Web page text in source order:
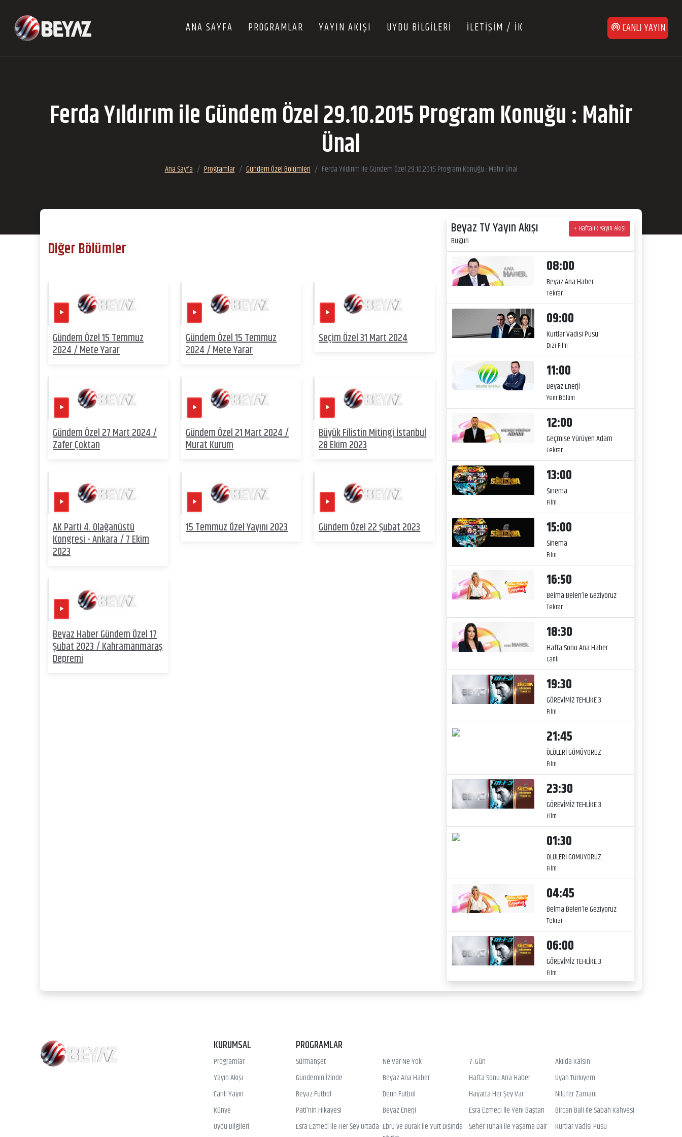
ANA SAYFA PROGRAMLAR YAYIN AKIŞI UYDU BİLGİLERİ İLETİŞİM / İK CANLI YAYIN
Ferda Yıldırım ile Gündem Özel 29.10.2015 Program Konuğu : Mahir
Ünal
Ana Sayfa Programlar Gündem Özel Bölümleri Ferda Yıldırım ile Gündem Özel 29.10.2015 Program Konuğu : Mahir Ünal
Diğer Bölümler
Gündem Özel 15 Temmuz
2024 / Mete Yarar
Gündem Özel 15 Temmuz
2024 / Mete Yarar
Seçim Özel 31 Mart 2024
Gündem Özel 27 Mart 2024 /
Zafer Çoktan
Gündem Özel 21 Mart 2024 /
Murat Kurum
Büyük Filistin Mitingi İstanbul
28 Ekim 2023
AK Parti 4. Olağanüstü
Kongresi - Ankara / 7 Ekim
2023
15 Temmuz Özel Yayını 2023 Gündem Özel 22 Şubat 2023
Beyaz Haber Gündem Özel 17
Şubat 2023 / Kahramanmaraş
Depremi
Beyaz TV Yayın Akışı
Bugün
+ Haftalık Yayın Akışı
08:00
Beyaz Ana Haber
Tekrar
09:00
Kurtlar Vadisi Pusu
Dizi Film
11:00
Beyaz Enerji
Yeni Bölüm
12:00
Geçmişe Yürüyen Adam
Tekrar
13:00
Sinema
Film
15:00
Sinema
Film
16:50
Belma Belen’le Geziyoruz
Tekrar
18:30
Hafta Sonu Ana Haber
Canlı
19:30
GÖREVİMİZ TEHLİKE 3
Film
21:45
ÖLÜLERİ GÖMÜYORUZ
Film
23:30
GÖREVİMİZ TEHLİKE 3
Film
01:30
ÖLÜLERİ GÖMÜYORUZ
Film
04:45
Belma Belen’le Geziyoruz
Tekrar
06:00
GÖREVİMİZ TEHLİKE 3
Film
KURUMSAL
Programlar
Yayın Akışı
Canlı Yayın
Künye
Uydu Bilgileri
PROGRAMLAR
Sürmanşet Ne Var Ne Yok 7. Gün
Akılda Kalsın
Gündemin İzinde
Beyaz Ana Haber Hafta Sonu Ana Haber
Uyan Türkiyem
Beyaz Futbol
Derin Futbol Hayatta Her Şey Var
Nilüfer Zamanı
Pati'nin Hikayesi
Beyaz Enerji Esra Ezmeci İle Yeni Baştan
Bircan Bali ile Sabah Kahvesi
Esra Ezmeci ile Her Şey Ortada Ebru ve Burak ile Yurt Dışında Seher Tunalı ile Yaşama Dair Kurtlar Vadisi Pusu